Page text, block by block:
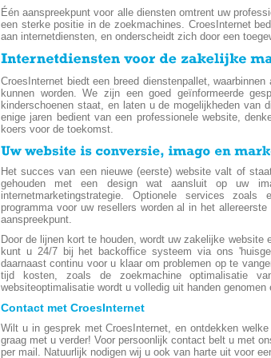
Één aanspreekpunt voor alle diensten omtrent uw
een sterke positie in de zoekmachines. CroesInternet
aan internetdiensten, en onderscheidt zich door een
CroesInternet biedt een breed dienstenpallet,
kunnen worden. We zijn een goed geïnformeerde
kinderschoenen staat, en laten u de mogelijkheden
enige jaren bedient van een professionele website,
koers voor de toekomst.
Het succes van een nieuwe (eerste) website valt of
gehouden met een design wat aansluit op uw
internetmarketingstrategie. Optionele services
programma voor uw resellers worden al in het
aanspreekpunt.
Door de lijnen kort te houden, wordt uw zakelijke
kunt u 24/7 bij het backoffice systeem via ons
daarnaast continu voor u klaar om problemen op te
tijd kosten, zoals de zoekmachine
websiteoptimalisatie wordt u volledig uit handen
Contact met CroesInternet
Wilt u in gesprek met CroesInternet, en ontdekken
graag met u verder! Voor persoonlijk contact belt u met
per mail. Natuurlijk nodigen wij u ook van harte uit voor